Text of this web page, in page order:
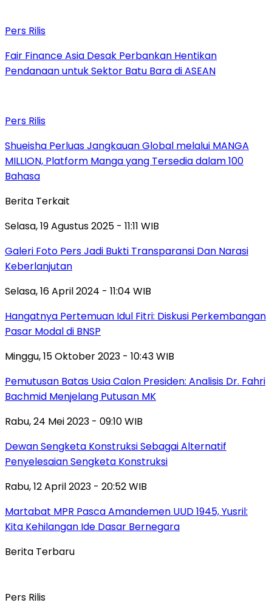
Pers Rilis
Fair Finance Asia Desak Perbankan Hentikan
Pendanaan untuk Sektor Batu Bara di ASEAN
Pers Rilis
Shueisha Perluas Jangkauan Global melalui MANGA
MILLION, Platform Manga yang Tersedia dalam 100
Bahasa
Berita Terkait
Selasa, 19 Agustus 2025 - 11:11 WIB
Galeri Foto Pers Jadi Bukti Transparansi Dan Narasi
Keberlanjutan
Selasa, 16 April 2024 - 11:04 WIB
Hangatnya Pertemuan Idul Fitri: Diskusi Perkembangan
Pasar Modal di BNSP
Minggu, 15 Oktober 2023 - 10:43 WIB
Pemutusan Batas Usia Calon Presiden: Analisis Dr. Fahri
Bachmid Menjelang Putusan MK
Rabu, 24 Mei 2023 - 09:10 WIB
Dewan Sengketa Konstruksi Sebagai Alternatif
Penyelesaian Sengketa Konstruksi
Rabu, 12 April 2023 - 20:52 WIB
Martabat MPR Pasca Amandemen UUD 1945, Yusril:
Kita Kehilangan Ide Dasar Bernegara
Berita Terbaru
Pers Rilis